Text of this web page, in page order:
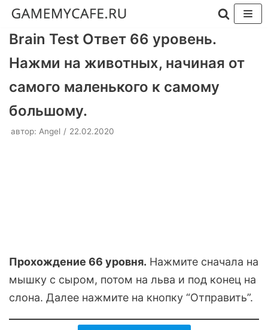
Перейти
содержимому
Brain Test Ответ 66 уровень.
Нажми на животных, начиная от
самого маленького к самому
большому.
автор: Angel 22.02.2020
Прохождение 66 уровня. Нажмите сначала на
мышку с сыром, потом на льва и под конец на
слона. Далее нажмите на кнопку “Отправить”.